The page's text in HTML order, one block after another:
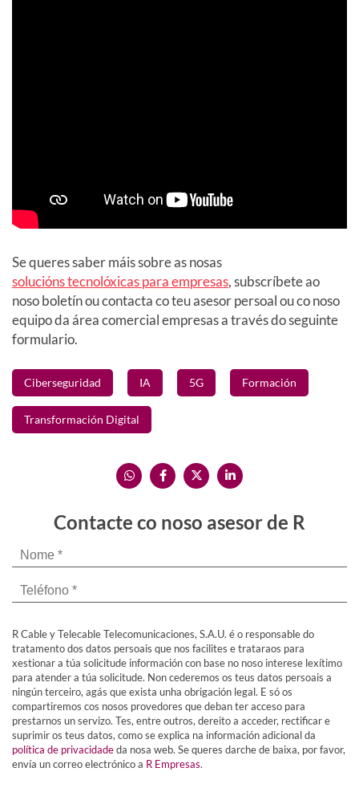
Se queres saber máis sobre as nosas
solucións tecnolóxicas para empresas, subscríbete ao
noso boletín ou contacta co teu asesor persoal ou co noso
equipo da área comercial empresas a través do seguinte
formulario.
Ciberseguridad IA 5G Formación
Transformación Digital
Contacte co noso asesor de R
R Cable y Telecable Telecomunicaciones, S.A.U. é o responsable do
tratamento dos datos persoais que nos facilites e trataraos para
xestionar a túa solicitude información con base no noso interese lexítimo
para atender a túa solicitude. Non cederemos os teus datos persoais a
ningún terceiro, agás que exista unha obrigación legal. E só os
compartiremos cos nosos provedores que deban ter acceso para
prestarnos un servizo. Tes, entre outros, dereito a acceder, rectificar e
suprimir os teus datos, como se explica na información adicional da
política de privacidadeda nosa web. Se queres darche de baixa, por favor,
envía un correo electrónico a R Empresas.